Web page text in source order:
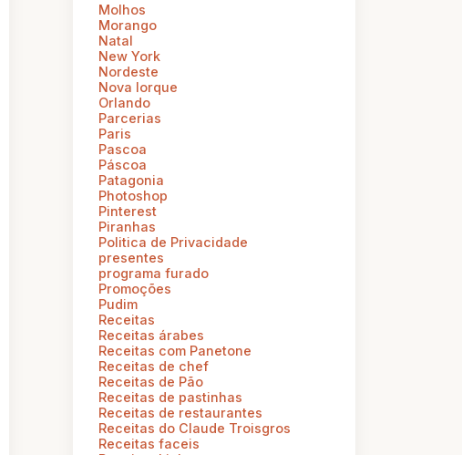
Molhos
Morango
Natal
New York
Nordeste
Nova Iorque
Orlando
Parcerias
Paris
Pascoa
Páscoa
Patagonia
Photoshop
Pinterest
Piranhas
Politica de Privacidade
presentes
programa furado
Promoções
Pudim
Receitas
Receitas árabes
Receitas com Panetone
Receitas de chef
Receitas de Pão
Receitas de pastinhas
Receitas de restaurantes
Receitas do Claude Troisgros
Receitas faceis